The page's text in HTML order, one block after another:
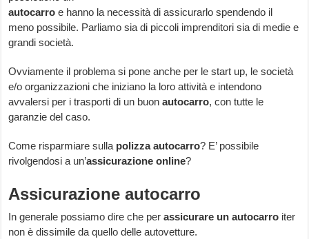
autocarro e hanno la necessità di assicurarlo spendendo il
meno possibile. Parliamo sia di piccoli imprenditori sia di medie e
grandi società.
Ovviamente il problema si pone anche per le start up, le società
e/o organizzazioni che iniziano la loro attività e intendono
avvalersi per i trasporti di un buonautocarro, con tutte le
garanzie del caso.
Come risparmiare sulla polizza autocarro? E’ possibile
rivolgendosi a un’assicurazione online?
Assicurazione autocarro
In generale possiamo dire che perassicurare un autocarro iter
non è dissimile da quello delle autovetture.